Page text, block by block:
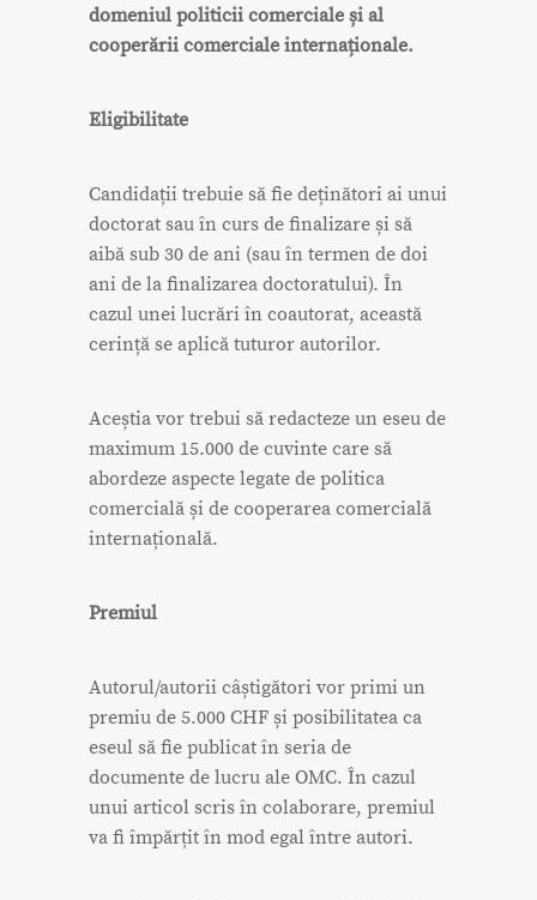
domeniul politicii comerciale și al
cooperării comerciale internaționale.
Eligibilitate
Candidații trebuie să fie deținători ai unui
doctorat sau în curs de finalizare și să
aibă sub 30 de ani (sau în termen de doi
ani de la finalizarea doctoratului). În
cazul unei lucrări în coautorat, această
cerință se aplică tuturor autorilor.
Aceștia vor trebui să redacteze un eseu de
maximum 15.000 de cuvinte care să
abordeze aspecte legate de politica
comercială și de cooperarea comercială
internațională.
Premiul
Autorul/autorii câștigători vor primi un
premiu de 5.000 CHF și posibilitatea ca
eseul să fie publicat în seria de
documente de lucru ale OMC. În cazul
unui articol scris în colaborare, premiul
va fi împărțit în mod egal între autori.